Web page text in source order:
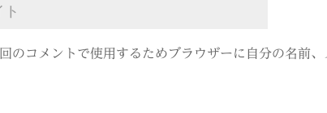
のコメントで使用するためブラウザーに自分の名前